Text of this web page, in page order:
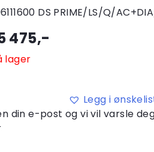
DS PRIME/LS/Q/
475,-
lager
Legg i
din e-post og vi vil varsle